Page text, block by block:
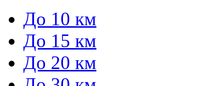
До 10 км
До 15 км
До 20 км